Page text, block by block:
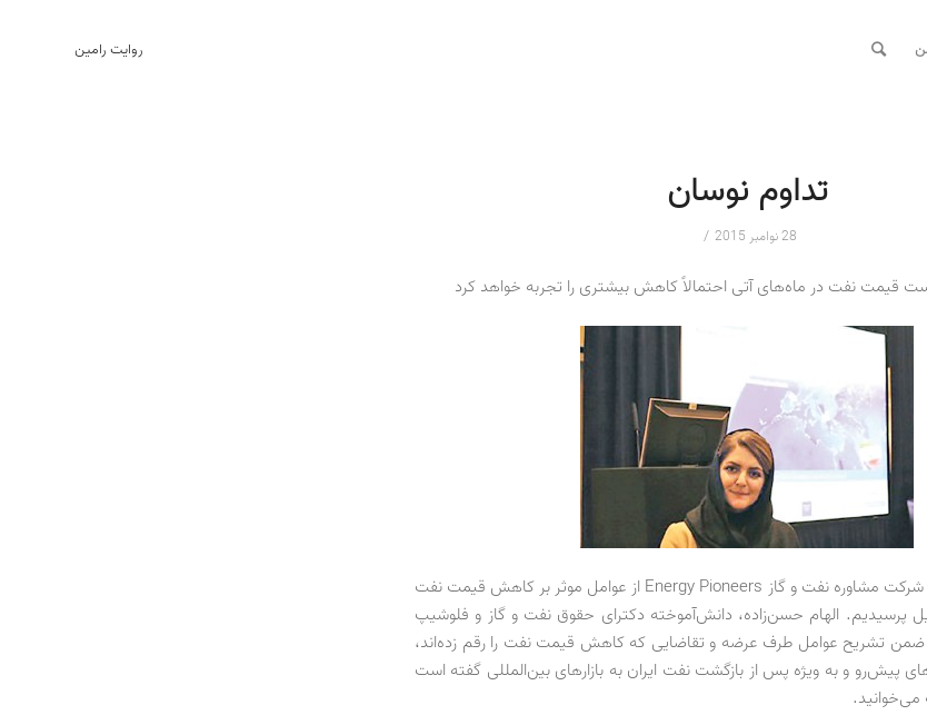
روایت رامین
تداوم نوسان
28 نوامبر 2015 /
قیمت نفت در ماه‌های آتی احتمالاً کاهش بیشتری را تجربه خواهد کرد
در گفت‌وگو با مدیرعامل شرکت مشاوره نفت و گاز Energy Pioneers از عوامل موثر بر کاهش قیمت نفت
الهام حسن‌زاده، دانش‌آموخته دکترای حقوق نفت و گاز و فلوشیپ
ضمن تشریح عوامل طرف عرضه و تقاضایی که کاهش قیمت نفت را رقم زده‌اند،
پیش‌رو و به ویژه پس از بازگشت نفت ایران به بازارهای بین‌المللی گفته است
می‌خوانید.